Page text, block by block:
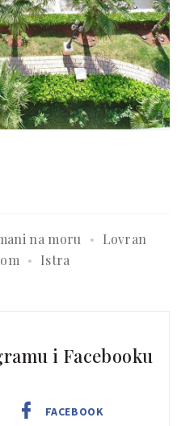
na moru
Lovran
Istra
i Facebooku
FACEBOOK